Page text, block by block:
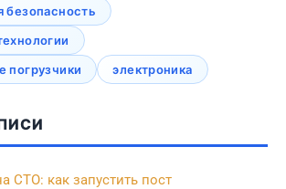
безопасность
погрузчики
электроника
СТО: как запустить пост